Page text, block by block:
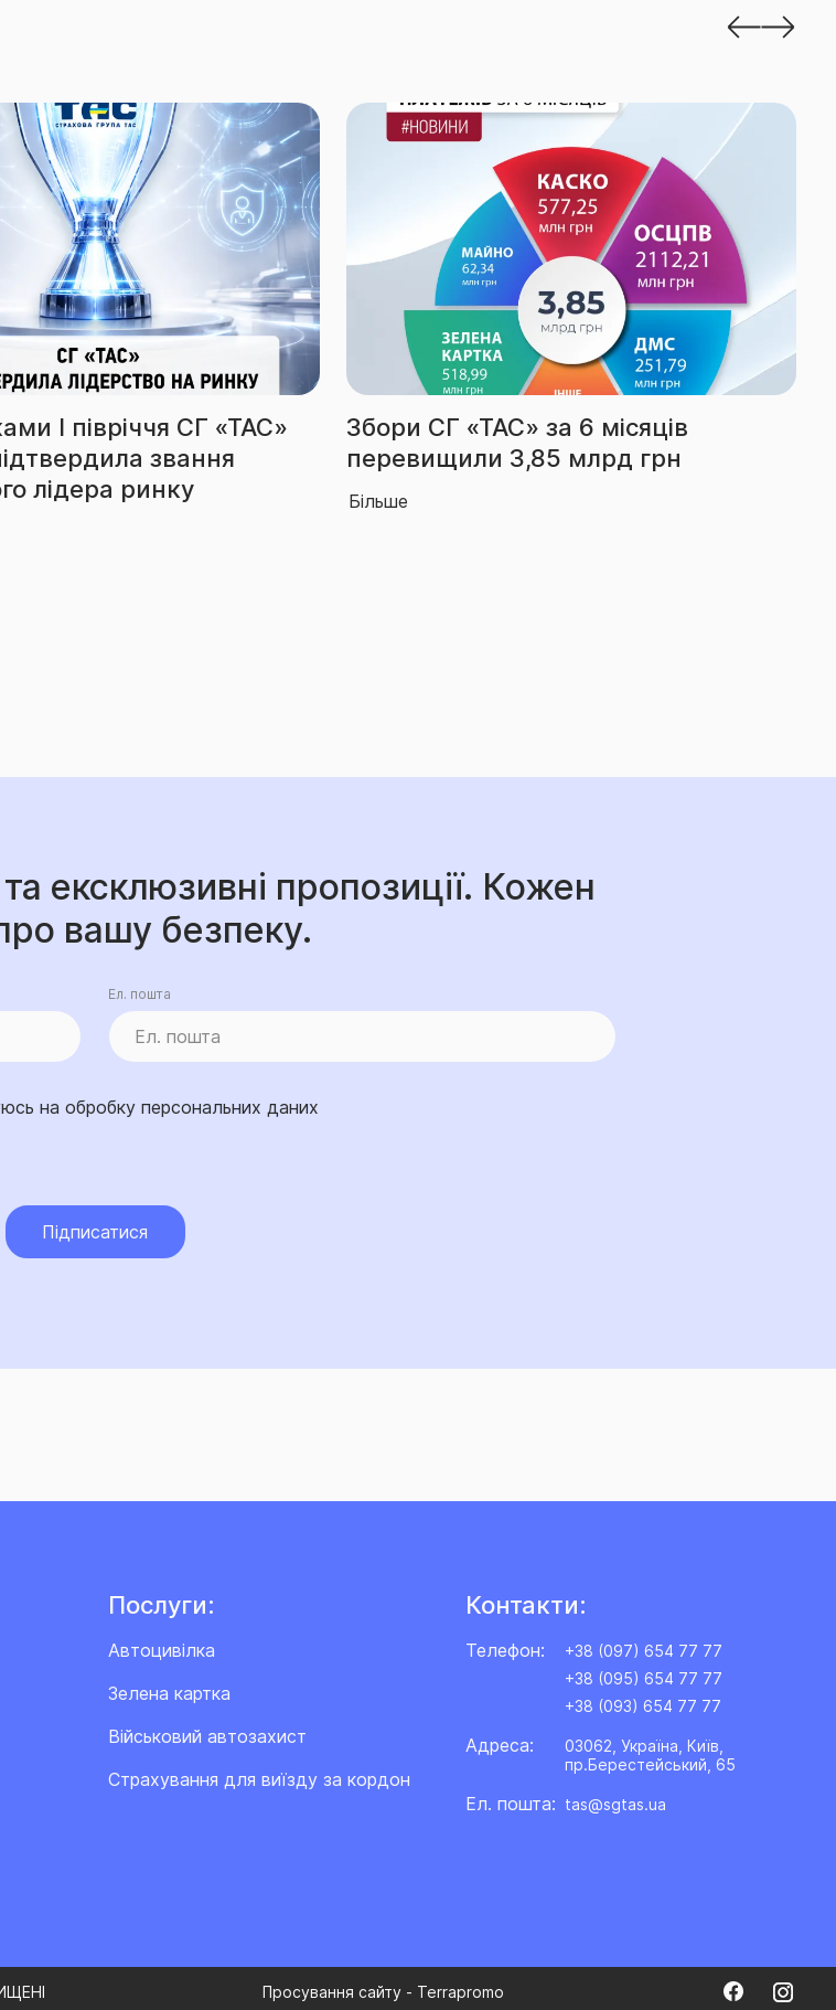
за 6 місяців
3,85 млрд грн
Виплати СГ «ТАС» за І півріччя
зросли на 66% – до 2,14 млрд грн
Більше
ексклюзивні пропозиції. Кожен
вашу безпеку.
Ел. пошта
на обробку персональних даних
Підписатися
Послуги:
Автоцивілка
Зелена картка
Військовий автозахист
Cтрахування для виїзду за кордон
Контакти:
Телефон:
+38 (097) 654 77 77
+38 (095) 654 77 77
+38 (093) 654 77 77
Адреса:
03062, Україна, Київ,
пр.Берестейський, 65
Ел. пошта: tas@sgtas.ua
Просування сайту - Terrapromo